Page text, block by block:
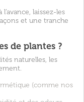
laissez-les
et une tranche
de plantes ?
naturelles, les
(comme nos